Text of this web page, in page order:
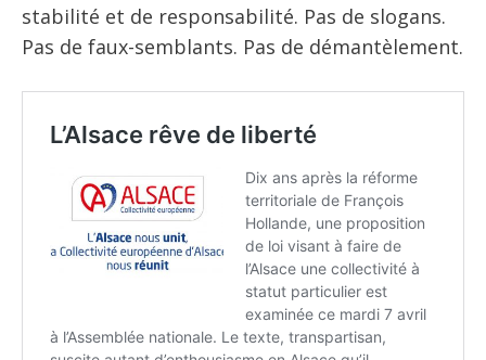
stabilité et de responsabilité. Pas de slogans.
Pas de faux-semblants. Pas de démantèlement.